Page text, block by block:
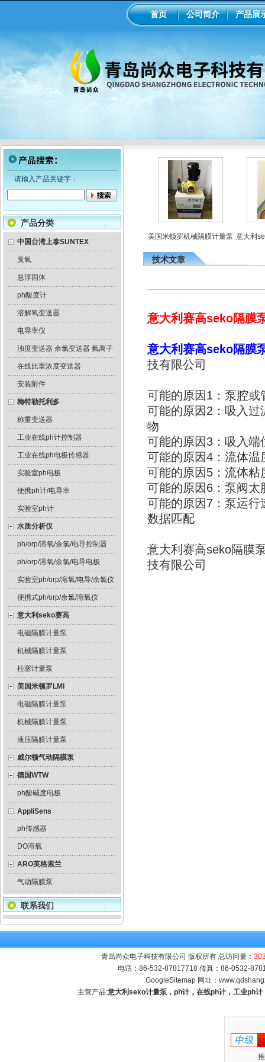
首页 公司简介 产品展
请输入产品关键字：
产品分类
中国台湾上泰SUNTEX
臭氧
悬浮固体
ph酸度计
溶解氧变送器
电导率仪
浊度变送器 余氯变送器 氟离子
在线比重浓度变送器
安装附件
梅特勒托利多
称重变送器
工业在线ph计控制器
工业在线ph电极传感器
实验室ph电极
便携ph计/电导率
实验室ph计
水质分析仪
ph/orp/溶氧/余氯/电导控制器
ph/orp/溶氧/余氯/电导电极
实验室ph/orp/溶氧/电导/余氯仪
便携式ph/orp/余氯/溶氧仪
意大利seko赛高
电磁隔膜计量泵
机械隔膜计量泵
柱塞计量泵
美国米顿罗LMI
电磁隔膜计量泵
机械隔膜计量泵
液压隔膜计量泵
威尔顿气动隔膜泵
德国WTW
ph酸碱度电极
AppliSens
ph传感器
DO溶氧
ARO英格索兰
气动隔膜泵
联系我们
磁隔膜泵加药
工业在线ph/orp计变送器 美国米顿罗机械隔膜计量泵 意大利
技术文章
意大利赛高seko隔膜
意大利赛高seko隔膜
技有限公司
可能的原因1：泵腔
可能的原因2：吸入
物
可能的原因3：吸入
可能的原因4：流体
可能的原因5：流体
可能的原因6：泵阀
可能的原因7：泵运
数据匹配
意大利赛高seko隔膜
技有限公司
青岛尚众电子科技有限公司 版权所有 总访问量：
电话：86-532-87817718 传真：86-0532-
GoogleSitemap 网址：
主营产品:意大利seko计量泵，ph计，在线ph计，工业ph